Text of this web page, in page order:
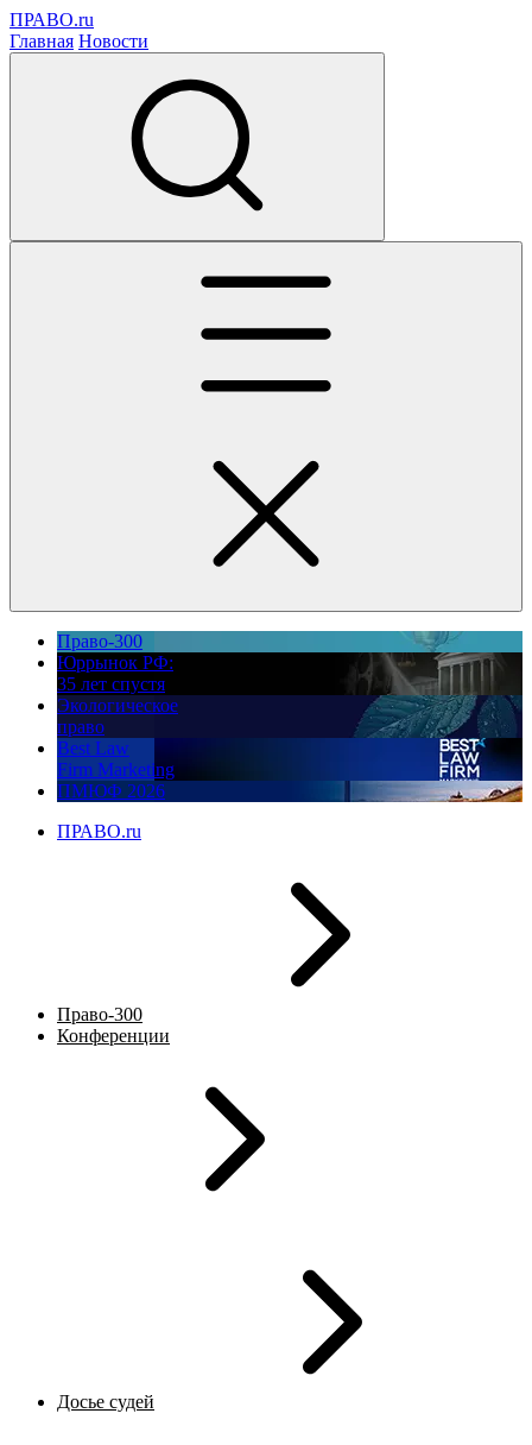
ПРАВО.ru
Главная Новости
Право-300
Юррынок РФ:
35 лет спустя
Экологическое
право
Best Law
Firm Marketing
ПМЮФ 2026
ПРАВО.ru
Право-300
Конференции
Досье судей